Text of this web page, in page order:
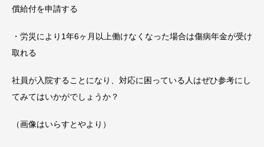
償給付を申請する
・労災により1年6ヶ月以上働けなくなった場合は傷病年金が受け
取れる
社員が入院することになり、対応に困っている人はぜひ参考にし
てみてはいかがでしょうか？
（画像はいらすとやより）